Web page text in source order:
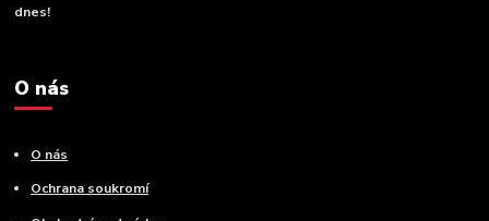
dnes!
O nás
O nás
Ochrana soukromí